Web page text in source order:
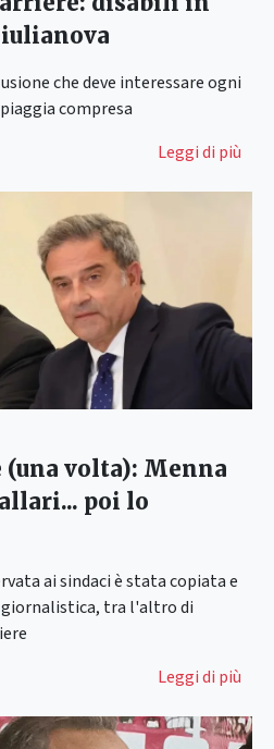
che deve interessare ogni
compresa
Leggi di più
(una volta): Menna
poi lo
ai sindaci è stata copiata e
tra l'altro di
Leggi di più